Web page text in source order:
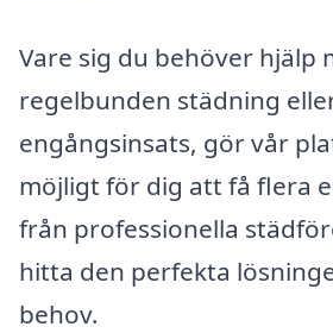
Vare sig du behöver hjälp
regelbunden städning
engångsinsats, gör vår
möjligt för dig att få flera
från professionella
hitta den perfekta
behov.